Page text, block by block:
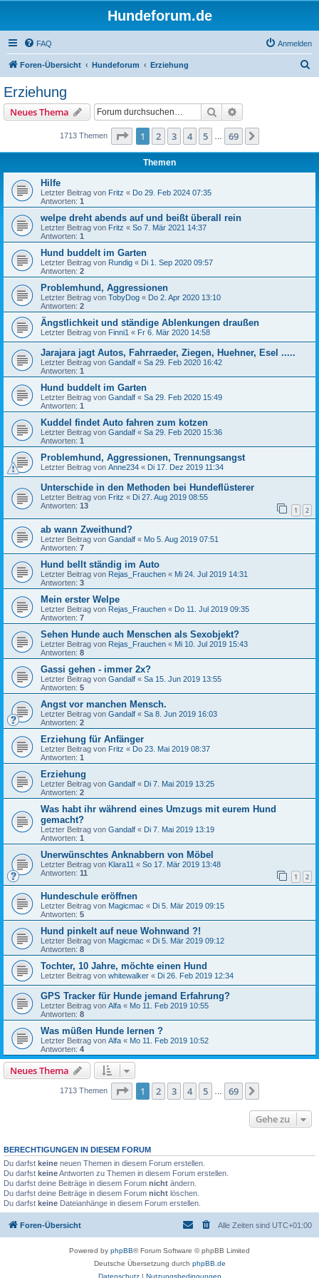
Hundeforum.de
FAQ Anmelden
Foren-Übersicht Hundeforum Erziehung
Erziehung
Neues Thema Suche
1713 Themen Seite 1von 69
1 2 3 4 5 69
Themen
Hilfe
Letzter Beitrag von Fritz « Do 29. Feb 2024 07:35
Antworten: 1
welpe dreht abends auf und beißt überall rein
Letzter Beitrag von Fritz « So 7. Mär 2021 14:37
Antworten: 1
Hund buddelt im Garten
Letzter Beitrag von Rundig « Di 1. Sep 2020 09:57
Antworten: 2
Problemhund, Aggressionen
Letzter Beitrag von TobyDog « Do 2. Apr 2020 13:10
Antworten: 2
Ängstlichkeit und ständige Ablenkungen draußen
Letzter Beitrag von Finni1 « Fr 6. Mär 2020 14:58
Jarajara jagt Autos, Fahrraeder, Ziegen, Huehner, Esel .....
Letzter Beitrag von Gandalf « Sa 29. Feb 2020 16:42
Antworten: 1
Hund buddelt im Garten
Letzter Beitrag von Gandalf « Sa 29. Feb 2020 15:49
Antworten: 1
Kuddel findet Auto fahren zum kotzen
Letzter Beitrag von Gandalf « Sa 29. Feb 2020 15:36
Antworten: 1
Problemhund, Aggressionen, Trennungsangst
Letzter Beitrag von Anne234 « Di 17. Dez 2019 11:34
Unterschide in den Methoden bei Hundeflüsterer
Letzter Beitrag von Fritz « Di 27. Aug 2019 08:55
Antworten: 13 1 2
ab wann Zweithund?
Letzter Beitrag von Gandalf « Mo 5. Aug 2019 07:51
Antworten: 7
Hund bellt ständig im Auto
Letzter Beitrag von Rejas_Frauchen « Mi 24. Jul 2019 14:31
Antworten: 3
Mein erster Welpe
Letzter Beitrag von Rejas_Frauchen « Do 11. Jul 2019 09:35
Antworten: 7
Sehen Hunde auch Menschen als Sexobjekt?
Letzter Beitrag von Rejas_Frauchen « Mi 10. Jul 2019 15:43
Antworten: 8
Gassi gehen - immer 2x?
Letzter Beitrag von Gandalf « Sa 15. Jun 2019 13:55
Antworten: 5
Angst vor manchen Mensch.
Letzter Beitrag von Gandalf « Sa 8. Jun 2019 16:03
Antworten: 2
Erziehung für Anfänger
Letzter Beitrag von Fritz « Do 23. Mai 2019 08:37
Antworten: 1
Erziehung
Letzter Beitrag von Gandalf « Di 7. Mai 2019 13:25
Antworten: 2
Was habt ihr während eines Umzugs mit eurem Hund
gemacht?
Letzter Beitrag von Gandalf « Di 7. Mai 2019 13:19
Antworten: 1
Unerwünschtes Anknabbern von Möbel
Letzter Beitrag von Klara11 « So 17. Mär 2019 13:48
Antworten: 11 1 2
Hundeschule eröffnen
Letzter Beitrag von Magicmac « Di 5. Mär 2019 09:15
Antworten: 5
Hund pinkelt auf neue Wohnwand ?!
Letzter Beitrag von Magicmac « Di 5. Mär 2019 09:12
Antworten: 8
Tochter, 10 Jahre, möchte einen Hund
Letzter Beitrag von whitewalker « Di 26. Feb 2019 12:34
GPS Tracker für Hunde jemand Erfahrung?
Letzter Beitrag von Alfa « Mo 11. Feb 2019 10:55
Antworten: 8
Was müßen Hunde lernen ?
Letzter Beitrag von Alfa « Mo 11. Feb 2019 10:52
Antworten: 4
Neues Thema
1713 Themen Seite 1von 69
1 2 3 4 5 69
Gehe zu
BERECHTIGUNGEN IN DIESEM FORUM
Du darfst keine neuen Themen in diesem Forum erstellen.
Du darfst keineAntworten zu Themen in diesem Forum erstellen.
Du darfst deine Beiträge in diesem Forum nicht ändern.
Du darfst deine Beiträge in diesem Forum nicht löschen.
Du darfst keine Dateianhänge in diesem Forum erstellen.
Foren-Übersicht Alle Zeiten sind UTC+01:00
Powered by phpBB® Forum Software © phpBB Limited
Deutsche Übersetzung durch phpBB.de
Datenschutz| Nutzungsbedingungen